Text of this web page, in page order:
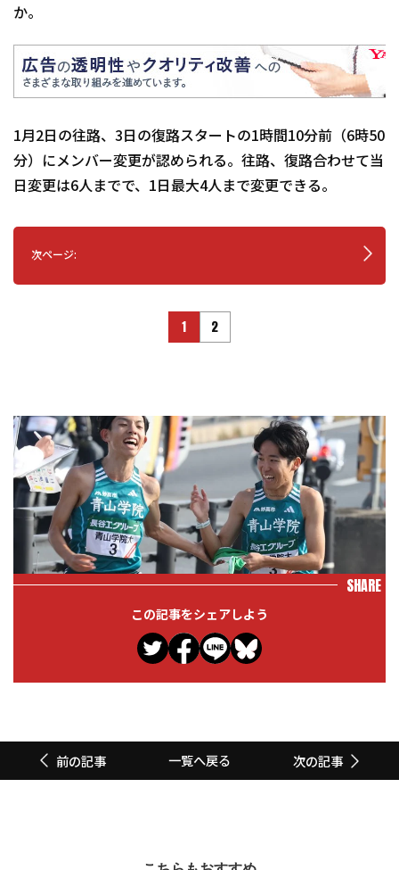
か。
1月2日の往路、3日の復路スタートの1時間10分前（6時50
分）にメンバー変更が認められる。往路、復路合わせて当
日変更は6人までで、1日最大4人まで変更できる。
次ページ:
1 2
SHARE
この記事をシェアしよう
前の記事 一覧へ戻る 次の記事